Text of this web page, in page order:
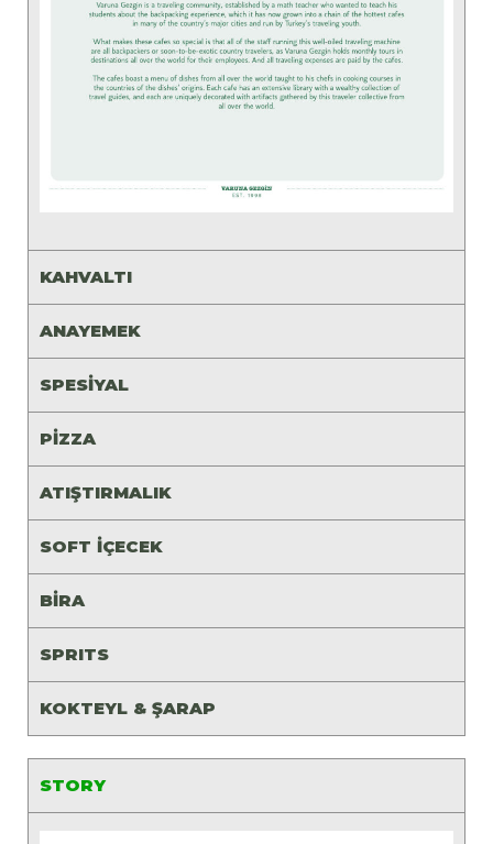
KAHVALTI
ANAYEMEK
SPESİYAL
PİZZA
ATIŞTIRMALIK
SOFT İÇECEK
BİRA
SPRITS
KOKTEYL & ŞARAP
STORY